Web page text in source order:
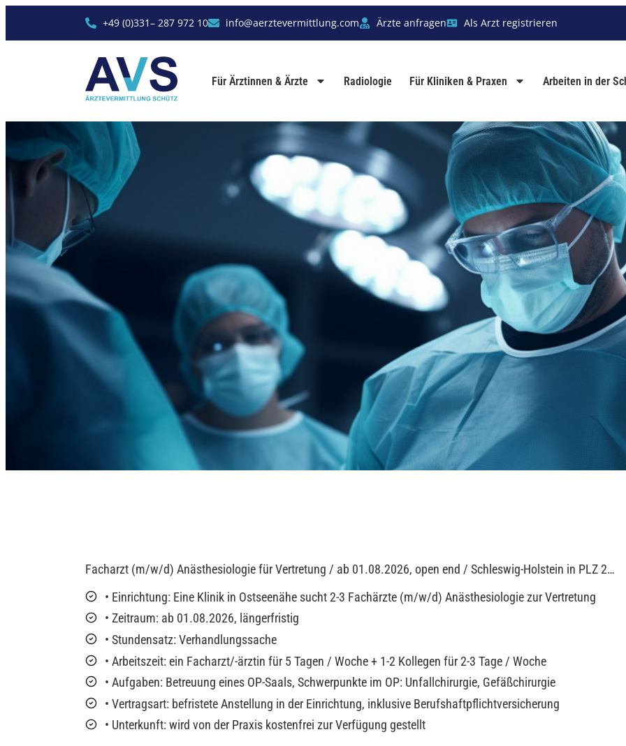
+49 (0)331– 287 972 10 info@aerztevermittlung.com Ärzte anfragen Als Arzt registrieren
Für Ärztinnen & Ärzte Radiologie Für Kliniken & Praxen Arbeiten in der
Facharzt (m/w/d) Anästhesiologie für Vertretung / ab 01.08.2026, open end / Schleswig-Holstein in PLZ 2…
• Einrichtung: Eine Klinik in Ostseenähe sucht 2-3 Fachärzte (m/w/d) Anästhesiologie zur Vertretung
• Zeitraum: ab 01.08.2026, längerfristig
• Stundensatz: Verhandlungssache
• Arbeitszeit: ein Facharzt/-ärztin für 5 Tagen / Woche + 1-2 Kollegen für 2-3 Tage / Woche
• Aufgaben: Betreuung eines OP-Saals, Schwerpunkte im OP: Unfallchirurgie, Gefäßchirurgie
• Vertragsart: befristete Anstellung in der Einrichtung, inklusive Berufshaftpflichtversicherung
• Unterkunft: wird von der Praxis kostenfrei zur Verfügung gestellt